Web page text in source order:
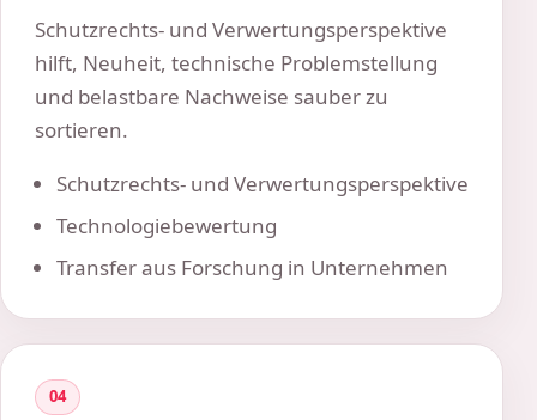
Schutzrechts- und Verwertungsperspektive
hilft, Neuheit, technische Problemstellung
und belastbare Nachweise sauber zu
sortieren.
Schutzrechts- und Verwertungsperspektive
Technologiebewertung
Transfer aus Forschung in Unternehmen
04